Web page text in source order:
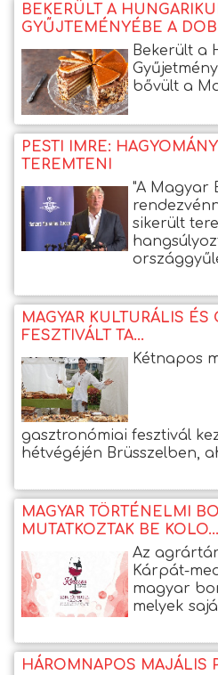
BEKERÜLT A
GYŰJTEMÉNYÉBE A
Bekerült a
bővült a
PESTI IMRE:
TEREMTENI
"A Magyar
sikerült
MAGYAR KULTURÁLIS
FESZTIVÁLT TA...
Kétnapos
gasztronómiai fesztivál
hétvégéjén Brüsszelben,
MAGYAR TÖRTÉNELMI
MUTATKOZTAK BE KOLO...
Az
Kárpát-
magyar
melyek
HÁROMNAPOS MAJÁLIS